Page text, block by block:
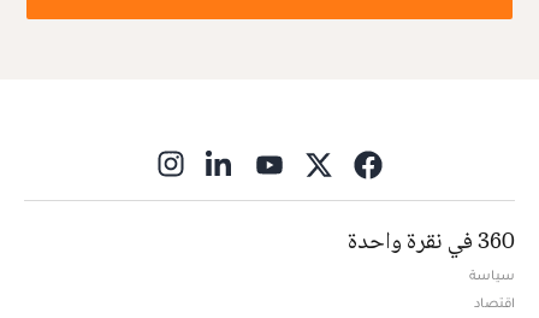
360 في نقرة واحدة
سياسة
اقتصاد